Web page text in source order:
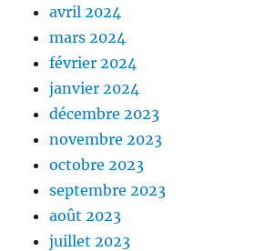
avril 2024
mars 2024
février 2024
janvier 2024
décembre 2023
novembre 2023
octobre 2023
septembre 2023
août 2023
juillet 2023